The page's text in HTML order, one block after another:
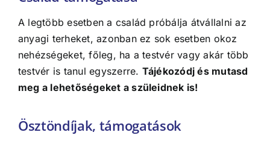
A legtöbb esetben a család próbálja átvállalni az
anyagi terheket, azonban ez sok esetben okoz
nehézségeket, főleg, ha a testvér vagy akár több
testvér is tanul egyszerre. Tájékozódj és mutasd
meg a lehetőségeket a szüleidnek is!
Ösztöndíjak, támogatások